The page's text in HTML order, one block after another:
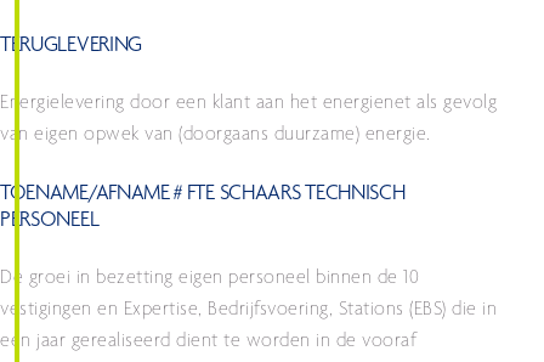
TERUGLEVERING
Energielevering door een klant aan het energienet als gevolg
van eigen opwek van (doorgaans duurzame) energie.
TOENAME/AFNAME # FTE SCHAARS TECHNISCH
PERSONEEL
De groei in bezetting eigen personeel binnen de 10
vestigingen en Expertise, Bedrijfsvoering, Stations (EBS) die in
een jaar gerealiseerd dient te worden in de vooraf